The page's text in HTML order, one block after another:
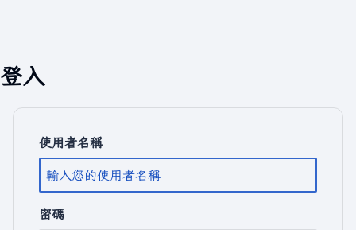
登入
使用者名稱
密碼